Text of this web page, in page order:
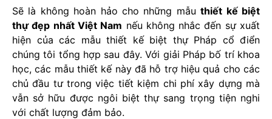
Sẽ là không hoàn hảo cho những mẫuthiết kế biệt
thự đẹp nhất Việt Nam nếu không nhắc đến sự xuất
hiện của các mẫu thiết kế biệt thự Pháp cổ điển
chúng tôi tổng hợp sau đây. Với giải Pháp bố trí khoa
học, các mẫu thiết kế này đã hỗ trợ hiệu quả cho các
chủ đầu tư trong việc tiết kiệm chi phí xây dựng mà
vẫn sở hữu được ngôi biệt thự sang trọng tiện nghi
với chất lượng đảm bảo.